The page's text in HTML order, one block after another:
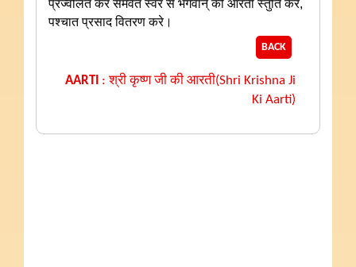
प्रज्वलित कर समवेत स्वर से भगवान् की आरती स्तुति करे,
पश्चात प्रसाद वितरण करे।
BACK
AARTI :श्री कृष्ण जी की आरती(Shri Krishna Ji
Ki Aarti)